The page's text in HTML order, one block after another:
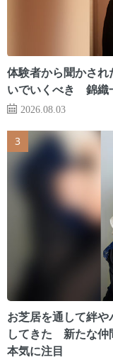
体験者から聞かさ
いでいくべき 錦織
2026.08.03
お芝居を通して絆
してきた 新たな仲
本気に注目